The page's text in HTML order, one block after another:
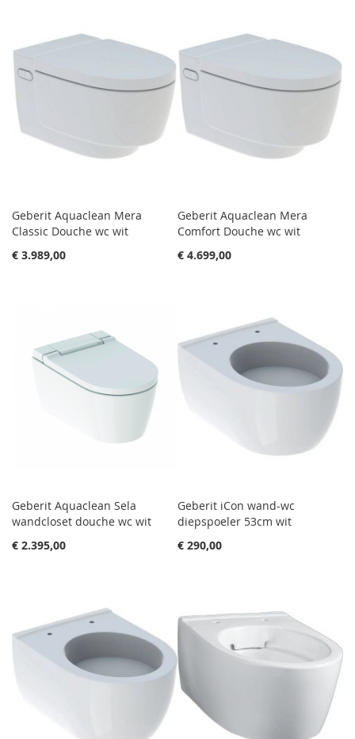
Geberit Aquaclean Mera
Classic Douche wc wit
€ 3.989,00
Geberit Aquaclean Mera
Comfort Douche wc wit
€ 4.699,00
Geberit Aquaclean Sela
wandcloset douche wc wit
€ 2.395,00
Geberit iCon wand-wc
diepspoeler 53cm wit
€ 290,00